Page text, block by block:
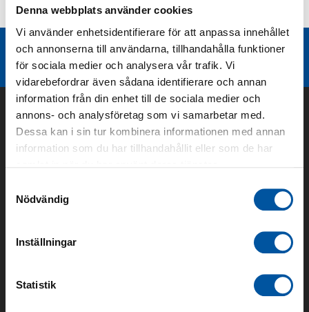
Denna webbplats använder cookies
Vi använder enhetsidentifierare för att anpassa innehållet
och annonserna till användarna, tillhandahålla funktioner
för sociala medier och analysera vår trafik. Vi
vidarebefordrar även sådana identifierare och annan
information från din enhet till de sociala medier och
annons- och analysföretag som vi samarbetar med.
Dessa kan i sin tur kombinera informationen med annan
information som du har tillhandahållit eller som de har
Nödvändig
Inställningar
Statistik
Teknisk dokumentation
Liknande produktgrupper
Om oss
Kontakt